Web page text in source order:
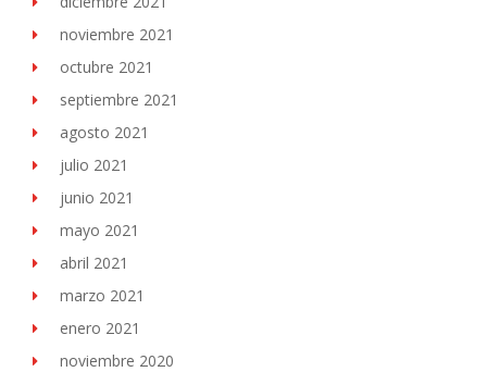
noviembre 2021
octubre 2021
septiembre 2021
agosto 2021
julio 2021
junio 2021
mayo 2021
abril 2021
marzo 2021
enero 2021
noviembre 2020